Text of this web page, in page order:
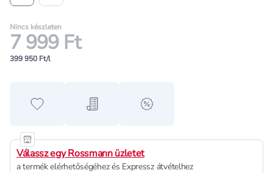
Nincs készleten
7 999 Ft
399 950 Ft/l
Hozzáadás a kedvencekhez
Hozzáadás a bevásárló listához
alert when on sale
Válassz egy Rossmann üzletet
a termék elérhetőségéhez és Expressz átvételhez